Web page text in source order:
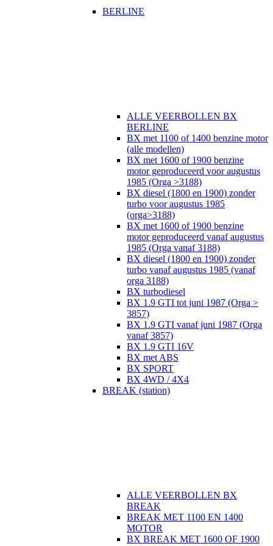
BERLINE
ALLE VEERBOLLEN BX
BERLINE
BX met 1100 of 1400 benzine motor
(alle modellen)
BX met 1600 of 1900 benzine
motor geproduceerd voor augustus
1985 (Orga >3188)
BX diesel (1800 en 1900) zonder
turbo voor augustus 1985
(orga>3188)
BX met 1600 of 1900 benzine
motor geproduceerd vanaf augustus
1985 (Orga vanaf 3188)
BX diesel (1800 en 1900) zonder
turbo vanaf augustus 1985 (vanaf
orga 3188)
BX turbodiesel
BX 1.9 GTI tot juni 1987 (Orga >
3857)
BX 1.9 GTI vanaf juni 1987 (Orga
vanaf 3857)
BX 1.9 GTI 16V
BX met ABS
BX SPORT
BX 4WD / 4X4
BREAK (station)
ALLE VEERBOLLEN BX
BREAK
BREAK MET 1100 EN 1400
MOTOR
BX BREAK MET 1600 OF 1900